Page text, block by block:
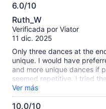
6.0/10
6.0
de
10
Ruth_W
Verificada por Viator
11 dic. 2025
Only three dances at the
unique. I would have
and more unique dances if
seemed repetitive. I tried
horse meat for the first
didn't seem like something
sauce). The meat was okay
Ver más
10.0/10